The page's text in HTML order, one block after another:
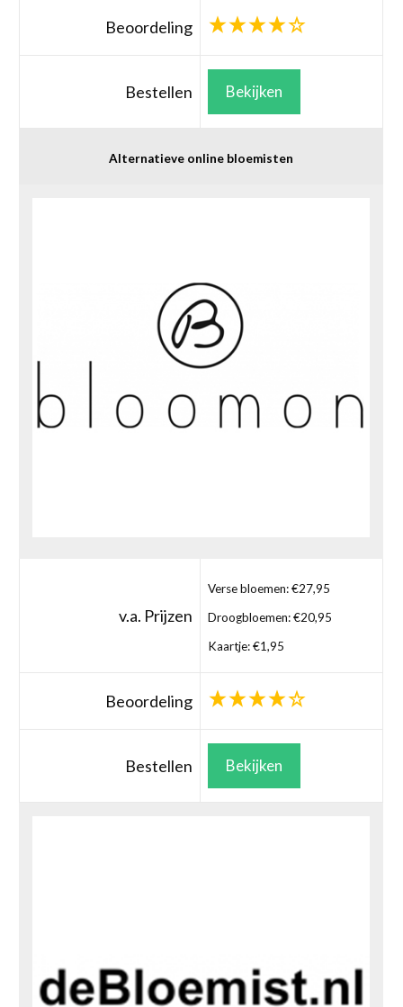
Beoordeling
Bestellen Bekijken
Alternatieve online bloemisten
v.a. Prijzen
Verse bloemen: €27,95
Droogbloemen: €20,95
Kaartje: €1,95
Beoordeling
Bestellen Bekijken